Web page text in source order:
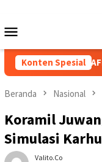
konten
Mobile
Konten Spesial
BAGIAN DAN AFDELING
Beranda Nasional
Koramil
Simulasi
Valito.co